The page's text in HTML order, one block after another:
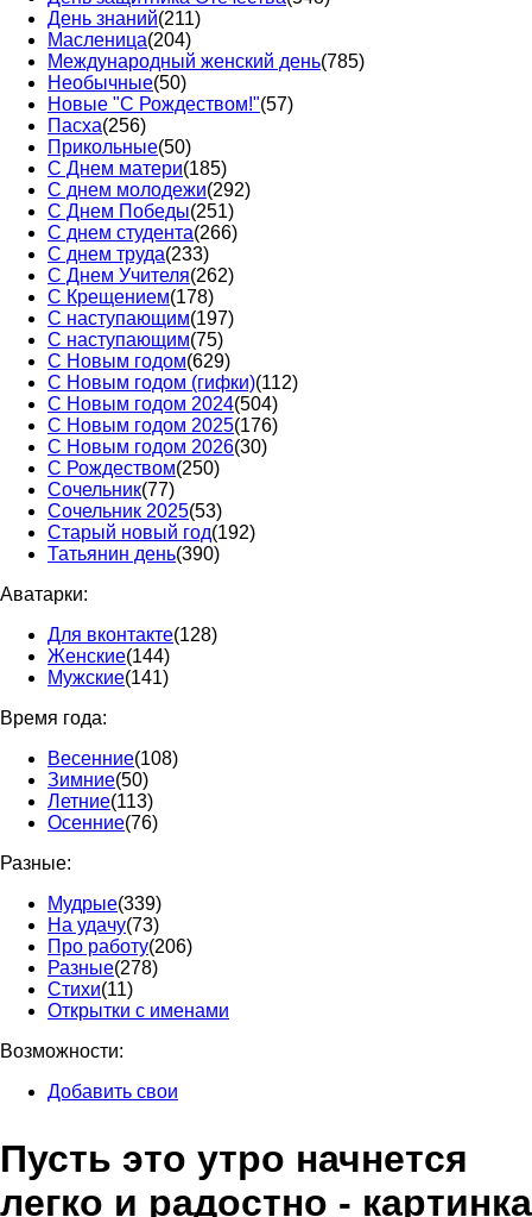
День знаний(211)
Масленица(204)
Международный женский день(785)
Необычные(50)
Новые "С Рождеством!"(57)
Пасха(256)
Прикольные(50)
С Днем матери(185)
С днем молодежи(292)
С Днем Победы(251)
С днем студента(266)
С днем труда(233)
С Днем Учителя(262)
С Крещением(178)
С наступающим(197)
С наступающим(75)
С Новым годом(629)
С Новым годом (гифки)(112)
С Новым годом 2024(504)
С Новым годом 2025(176)
С Новым годом 2026(30)
С Рождеством(250)
Сочельник(77)
Сочельник 2025(53)
Старый новый год(192)
Татьянин день(390)
Аватарки:
Для вконтакте(128)
Женские(144)
Мужские(141)
Время года:
Весенние(108)
Зимние(50)
Летние(113)
Осенние(76)
Разные:
Мудрые(339)
На удачу(73)
Про работу(206)
Разные(278)
Стихи(11)
Открытки с именами
Возможности:
Добавить свои
Пусть это утро начнется
легко и радостно - картинка